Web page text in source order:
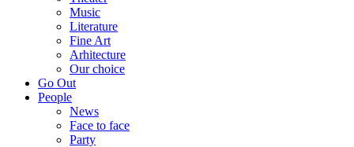
Music
Literature
Fine Art
Arhitecture
Our choice
Go Out
People
News
Face to face
Party